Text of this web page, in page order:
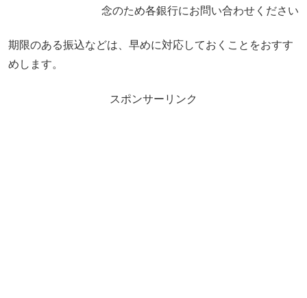
念のため各銀行にお問い合わせください
期限のある振込などは、早めに対応しておくことをおすす
めします。
スポンサーリンク